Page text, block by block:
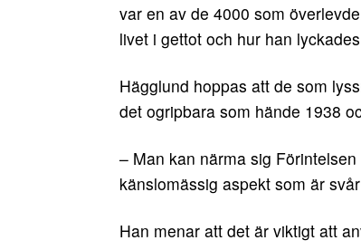
var en av de 4000 som
livet i gettot och hur han
Hägglund hoppas att de som
det ogripbara som hände 1938
– Man kan närma sig
känslomässig aspekt som är
Han menar att det är viktigt att